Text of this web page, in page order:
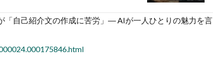
「自己紹介文の作成に苦労」― AIが一人ひとりの魅力を言